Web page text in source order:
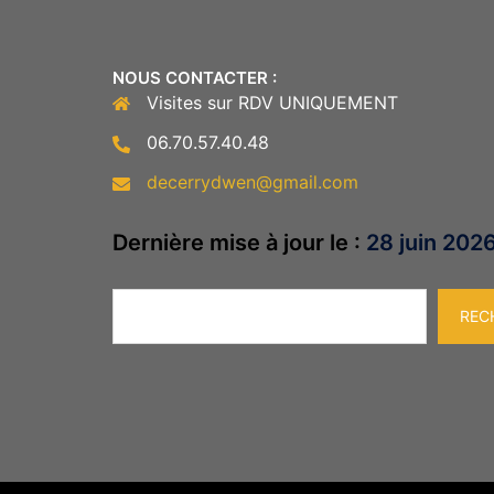
NOUS CONTACTER :
Visites sur RDV UNIQUEMENT
06.70.57.40.48
decerrydwen@gmail.com
Dernière mise à jour le : 28 juin